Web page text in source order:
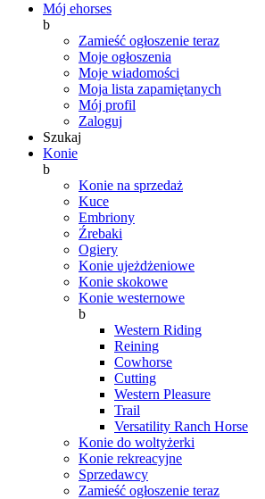
Mój ehorses
b
Zamieść ogłoszenie teraz
Moje ogłoszenia
Moje wiadomości
Moja lista zapamiętanych
Mój profil
Zaloguj
Szukaj
Konie
b
Konie na sprzedaż
Kuce
Embriony
Źrebaki
Ogiery
Konie ujeżdżeniowe
Konie skokowe
Konie westernowe
b
Western Riding
Reining
Cowhorse
Cutting
Western Pleasure
Trail
Versatility Ranch Horse
Konie do woltyżerki
Konie rekreacyjne
Sprzedawcy
Zamieść ogłoszenie teraz